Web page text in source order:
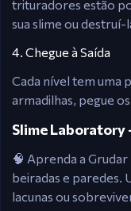
trituradores estão
sua slime ou
4. Chegue à Saída
Cada nível tem uma
armadilhas, pegue
Slime Laboratory
🧠 Aprenda a
beiradas e paredes.
lacunas ou